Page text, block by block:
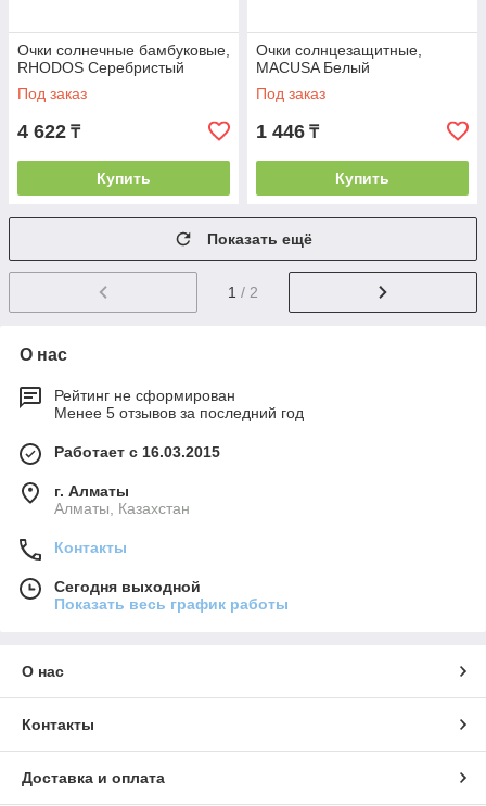
Очки солнечные бамбуковые,
RHODOS Серебристый
Под заказ
4 622 ₸
Купить
Очки солнцезащитные,
MACUSA Белый
Под заказ
1 446 ₸
Купить
Показать ещё
1 / 2
О нас
Рейтинг не сформирован
Менее 5 отзывов за последний год
Работает с 16.03.2015
г. Алматы
Алматы, Казахстан
Контакты
Сегодня выходной
Показать весь график работы
О нас
Контакты
Доставка и оплата